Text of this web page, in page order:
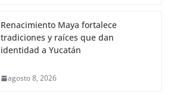
Renacimiento Maya fortalece
tradiciones y raíces que dan
identidad a Yucatán
agosto 8, 2026